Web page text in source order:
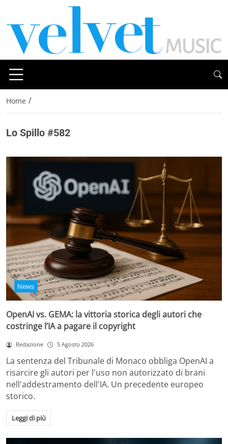
Home /
Lo Spillo #582
News
OpenAI vs. GEMA: la vittoria storica degli autori che
costringe l’IA a pagare il copyright
Redazione 5 Agosto 2026
La sentenza del Tribunale di Monaco obbliga OpenAI a
risarcire gli autori per l'uso non autorizzato di brani
nell'addestramento dell'IA. Un precedente europeo
storico.
Leggi di più